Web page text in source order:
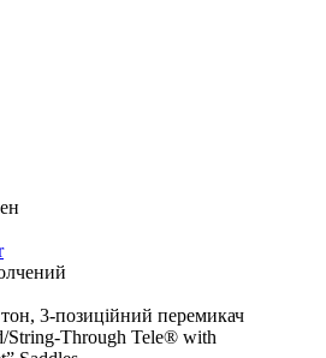
тон, 3-позиційний перемикач
String-Through Tele® with